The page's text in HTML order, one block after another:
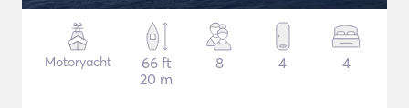
Motoryacht
66 ft
20 m
8 4 4